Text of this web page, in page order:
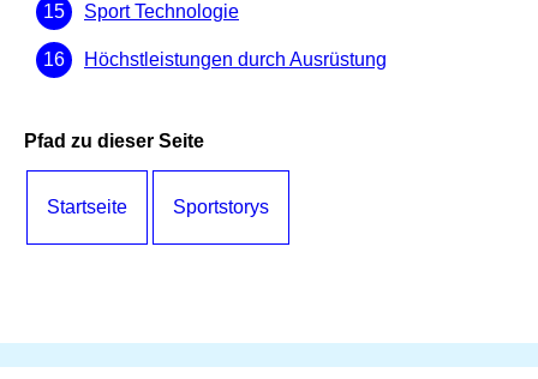
Sport Technologie
Höchstleistungen durch Ausrüstung
Pfad zu dieser Seite
Startseite Sportstorys